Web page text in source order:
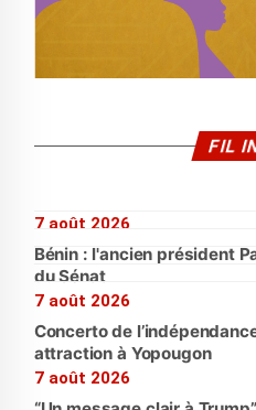
FIL
7 août 2026
Bénin : l'ancien président
du Sénat
7 août 2026
Concerto de
attraction à Yopougon
7 août 2026